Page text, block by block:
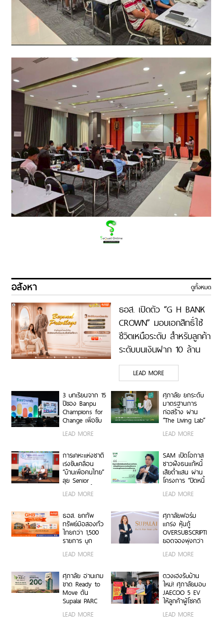
อสังหา ดูทั้งหมด
ธอส. เปิดตัว “G H BANK
CROWN” มอบเอกสิทธิ์ใช้
ชีวิตเหนือระดับ สำหรับลูกค้า
ระดับบนเงินฝาก 10 ล้าน
บาทขึ้นไป จัดกิจกรรมสุด
เอ็กซ์คลูซีฟ และ Birthday
Privilege ของขวัญล้ำค่าใน
เดือนเกิด
LEAD MORE
3 บทเรียนจาก 15
ปีของ Banpu
Champions for
Change เพื่อขับ
สังคมไทย ในงาน
LEAD MORE
ศุภาลัย ยกระดับ
มาตรฐานการ
ก่อสร้าง ผ่าน
“The Living Lab”
จริงสู่พื้นที่เรียนรู้
ส่งกำจัดได้ 39%
LEAD MORE
การเคหะแห่งชาติ
เร่งขับเคลื่อน
“บ้านเพื่อคนไทย”
ลุย Senior
เมือง ใช้ประโยชน์
Sunk Cost เพิ่ม
มูลค่าองค์กร
พร้อมขับเคลื่อน
พลังงานสะอาด
LEAD MORE
SAM เปิดโอกาส
ชาวฝั่งธนแก้หนี้
เสียต่ำแสน ผ่าน
โครงการ “ปิดหนี้
ศาลแพ่งตลิ่งชัน
LEAD MORE
ธอส. ยกทัพ
ทรัพย์มือสองทั่ว
ไทยกว่า 1,500
รายการ บุก
โปรโมชันสินเชื่อ
สูงสุด 2 ปี กับ
งานมหกรรม
GHB ALL HOME
EXPO 2026
LEAD MORE
ศุภาลัยฟอร์ม
แกร่ง หุ้นกู้
OVERSUBSCRIPTION
ยอดจองพุ่งกว่า
ต้นทุนทางการ
ตลาดอสังหาฯ
LEAD MORE
ศุภาลัย อ่านเกม
ขาด Ready to
Move ดัน
Supalai PARC
Pattanakarn
LEAD MORE
ดวงเฮงรับบ้าน
ใหม่! ศุภาลัยมอบ
JAECOO 5 EV
ให้ลูกค้าผู้โชคดี
พิเศษ “UNLOCK
LEAD MORE